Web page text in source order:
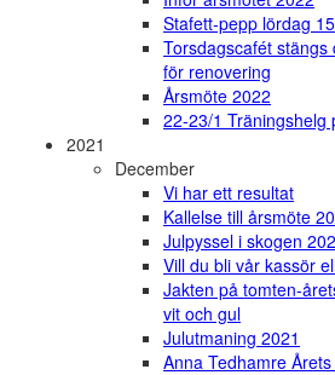
Stafett-pepp lördag
Torsdagscafét
för renovering
Årsmöte 2022
22-23/1 Träningshelg
2021
December
Vi har ett resultat
Kallelse till årsmöte
Julpyssel i skogen
Vill du bli vår kassör
Jakten på tomten-
vit och gul
Julutmaning 2021
Anna Tedhamre